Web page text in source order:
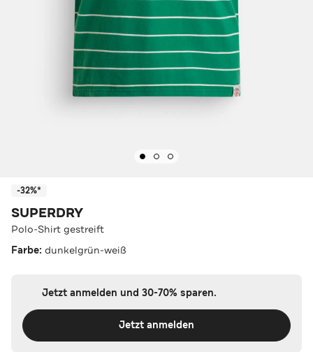
-32%*
SUPERDRY
Polo-Shirt gestreift
Farbe: dunkelgrün-weiß
Jetzt anmelden und 30-70% sparen.
Jetzt anmelden